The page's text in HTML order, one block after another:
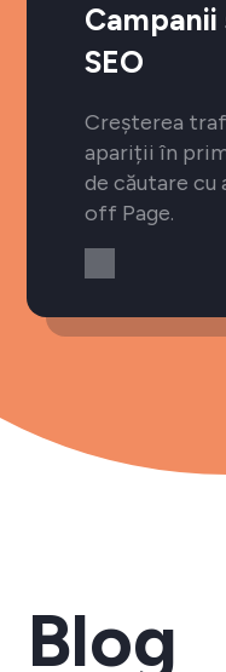
SEO
Creșterea
apariții în
de căutare cu
off Page.
Blog